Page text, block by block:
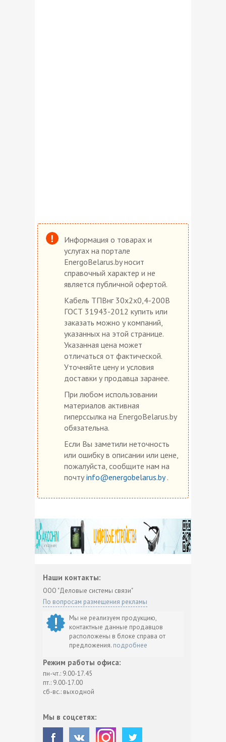
Информация о товарах и
услугах на портале
EnergoBelarus.by носит
справочный характер и не
является публичной офертой.
Кабель ТПВнг 30х2х0,4-200В
ГОСТ 31943-2012 купить или
заказать можно у компаний,
указанных на этой странице.
Указанная цена может
отличаться от фактической.
Уточняйте цену и условия
доставки у продавца заранее.
При любом использовании
материалов активная
гиперссылка на EnergoBelarus.by
обязательна.
Если Вы заметили неточность
или ошибку в описании или цене,
пожалуйста, сообщите нам на
почту info@energobelarus.by.
Наши контакты:
ООО "Деловые системы связи"
По вопросам размещения рекламы
Мы не реализуем продукцию,
контактные данные продавцов
расположены в блоке справа от
предложения. подробнее
Режим работы офиса:
пн-чт.: 9.00-17.45
пт.: 9.00-17.00
сб-вс.: выходной
Мы в соцсетях: